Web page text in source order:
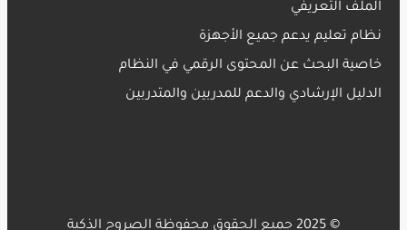
الملف التعريفي
نظام تعليم يدعم جميع الأجهزة
خاصية البحث عن المحتوى الرقمي في النظام
الدليل الإرشادي والدعم للمدربين والمتدربين
© 2025 جميع الحقوق محفوظة الصروح الذكية